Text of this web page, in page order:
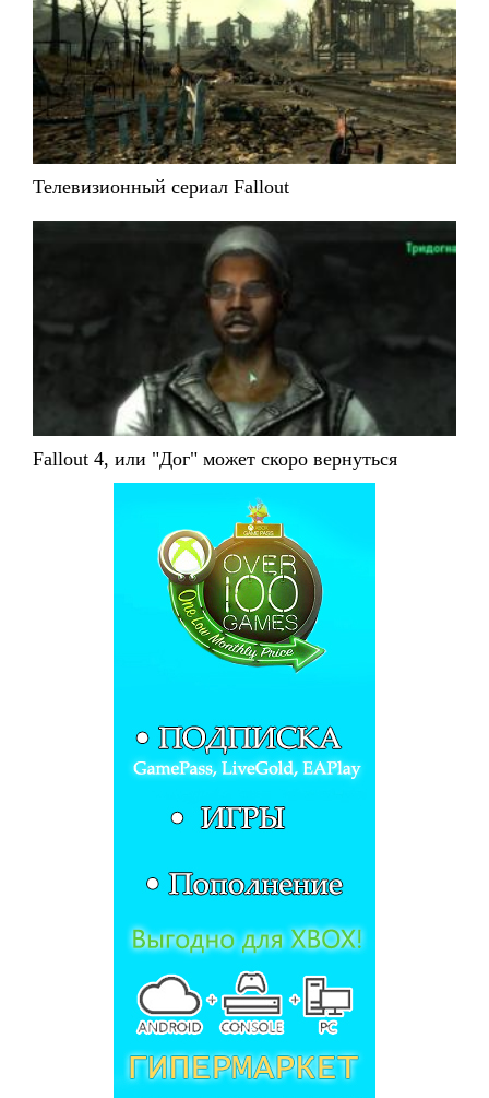
Телевизионный сериал Fallout
Fallout 4, или "Дог" может скоро вернуться